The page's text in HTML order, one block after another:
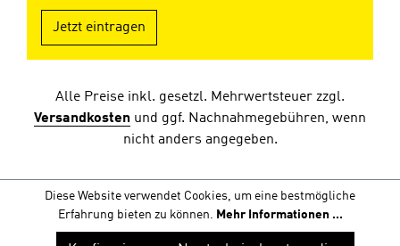
Jetzt eintragen
Alle Preise inkl. gesetzl. Mehrwertsteuer zzgl.
Versandkosten und ggf. Nachnahmegebühren, wenn
nicht anders angegeben.
Diese Website verwendet Cookies, um eine bestmögliche
Erfahrung bieten zu können. Mehr Informationen ...